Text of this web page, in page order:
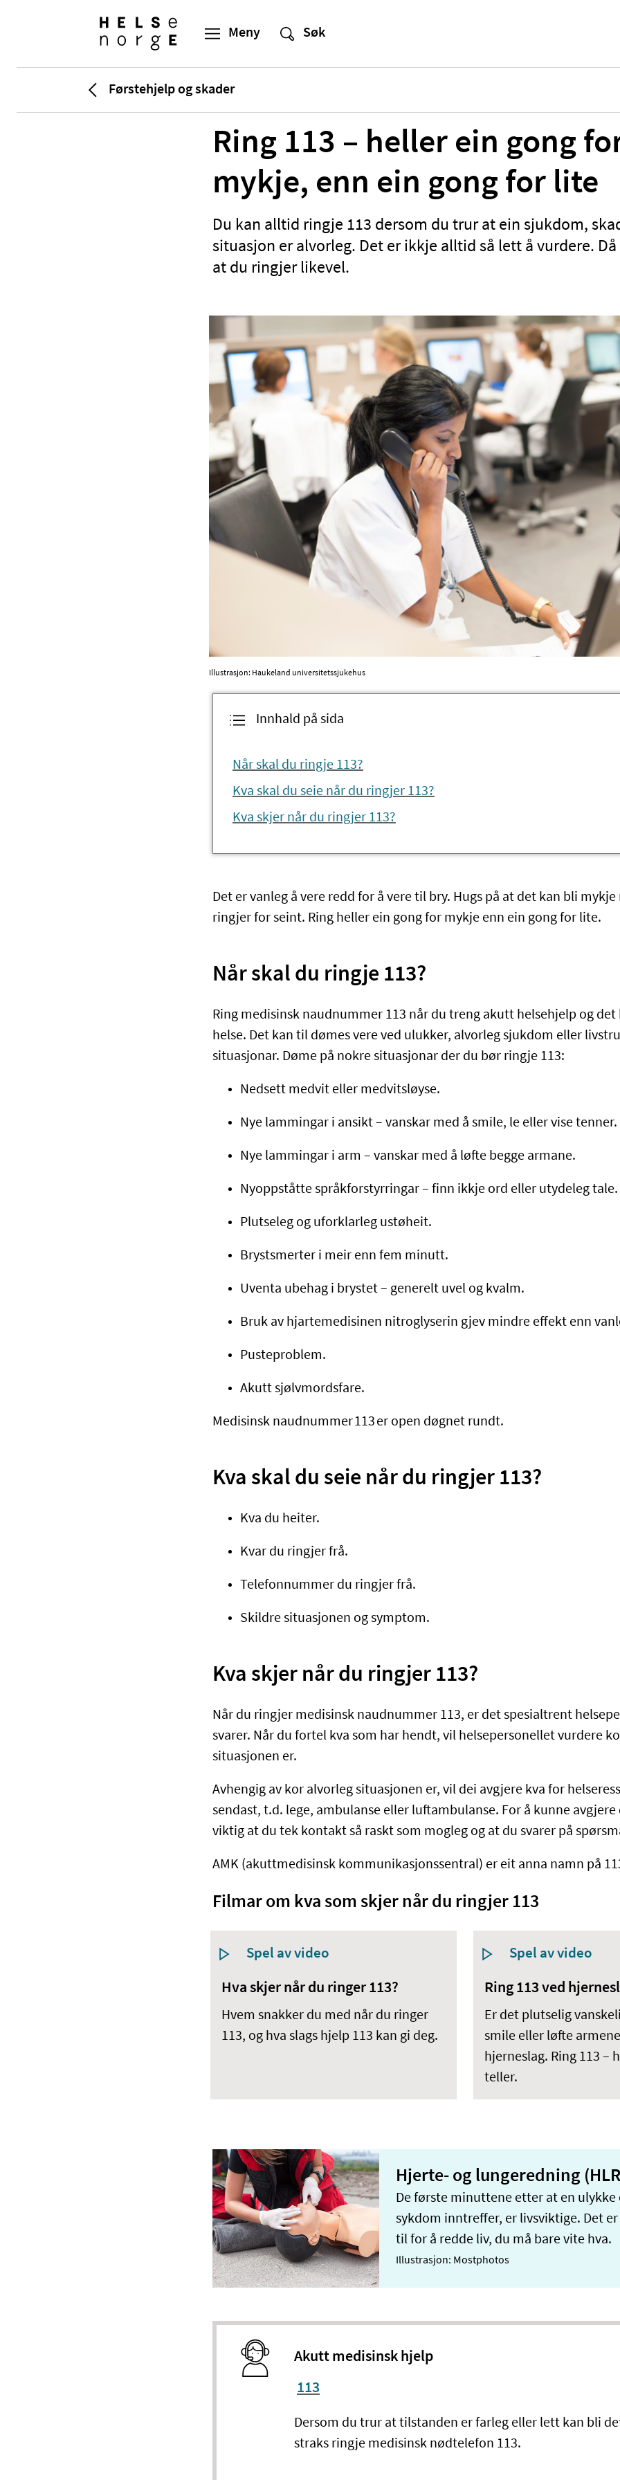
Førstehjelp og skader
Ring 113 – heller ein gong
mykje, enn ein gong for lite
Du kan alltid ringje 113 dersom du trur at ein sjukdom,
situasjon er alvorleg. Det er ikkje alltid så lett å vurdere.
at du ringjer likevel.
Illustrasjon: Haukeland universitetssjukehus
Innhald på sida
Når skal du ringje 113?
Kva skal du seie når du ringjer 113?
Kva skjer når du ringjer 113?
Det er vanleg å vere redd for å vere til bry. Hugs på at det kan bli
ringjer for seint. Ring heller ein gong for mykje enn ein gong for lite.
Når skal du ringje 113?
Ring medisinsk naudnummer 113 når du treng akutt helsehjelp og det
helse. Det kan til dømes vere ved ulukker, alvorleg sjukdom eller
situasjonar. Døme på nokre situasjonar der du bør ringje 113:
Nedsett medvit eller medvitsløyse.
Nye lammingar i ansikt – vanskar med å smile, le eller vise tenner.
Nye lammingar i arm – vanskar med å løfte begge armane.
Nyoppståtte språkforstyrringar – finn ikkje ord eller utydeleg tale.
Plutseleg og uforklarleg ustøheit.
Brystsmerter i meir enn fem minutt.
Uventa ubehag i brystet – generelt uvel og kvalm.
Bruk av hjartemedisinen nitroglyserin gjev mindre effekt enn
Pusteproblem.
Akutt sjølvmordsfare.
Medisinsk naudnummer 113 er open døgnet rundt.
Kva skal du seie når du ringjer 113?
Kva du heiter.
Kvar du ringjer frå.
Telefonnummer du ringjer frå.
Skildre situasjonen og symptom.
Kva skjer når du ringjer 113?
Når du ringjer medisinsk naudnummer 113, er det spesialtrent
svarer. Når du fortel kva som har hendt, vil helsepersonellet vurdere
situasjonen er.
Avhengig av kor alvorleg situasjonen er, vil dei avgjere kva for
sendast, t.d. lege, ambulanse eller luftambulanse. For å kunne
viktig at du tek kontakt så raskt som mogleg og at du svarer på
AMK (akuttmedisinsk kommunikasjonssentral) er eit anna namn på
Filmar om kva som skjer når du ringjer 113
Spel av video
Hva skjer når du ringer 113?
Hvem snakker du med når du ringer
113, og hva slags hjelp 113 kan gi deg.
Spel av video
Ring 113 ved
Er det plutselig
smile eller løfte
hjerneslag. Ring 113 –
teller.
Hjerte- og lungeredning
De første minuttene etter at en
sykdom inntreffer, er livsviktige. Det
til for å redde liv, du må bare vite hva.
Illustrasjon: Mostphotos
Akutt medisinsk hjelp
113
Dersom du trur at tilstanden er farleg eller lett kan bli
straks ringje medisinsk nødtelefon 113.